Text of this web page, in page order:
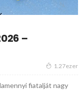
–
1.27ezer
fiatalját nagy